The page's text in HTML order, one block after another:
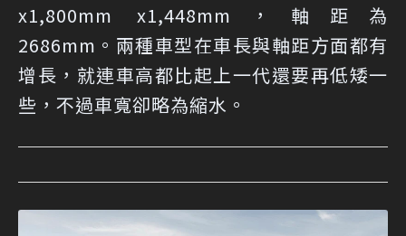
x1,800mm x1,448mm，軸距為
2686mm。兩種車型在車長與軸距方面都有
增長，就連車高都比起上一代還要再低矮一
些，不過車寬卻略為縮水。